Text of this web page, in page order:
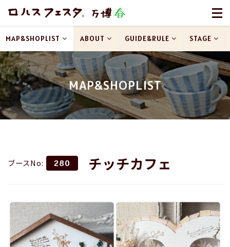
MAP&SHOPLIST
MAP&SHOPLIST ABOUT GUIDE&RULE STAGE
ブースNo: 280 チッチカフェ